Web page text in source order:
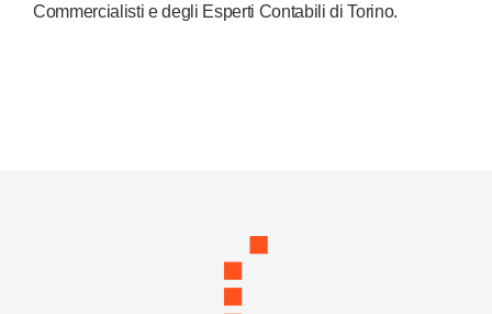
Commercialisti e degli Esperti Contabili di Torino.